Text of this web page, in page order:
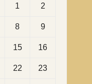
1 2
8 9
15 16
22 23